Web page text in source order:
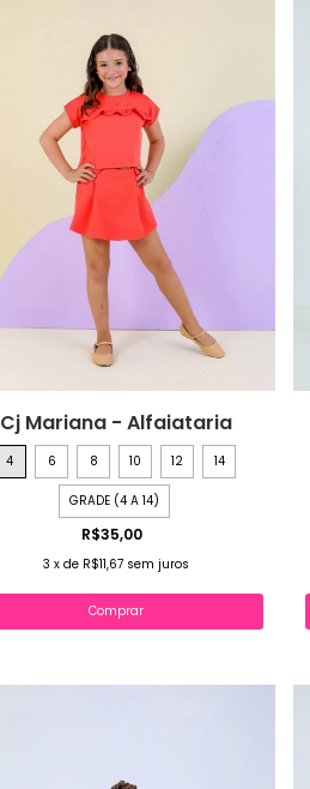
Cj Mariana - Alfaiataria
4 6 8 10 12 14
GRADE (4 A 14)
R$35,00
3 xde R$11,67 sem juros
Comprar